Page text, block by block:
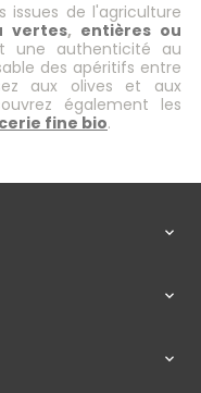
issues de l'agriculture
vertes, entières ou
une authenticité au
des apéritifs entre
aux olives et aux
également les
fine bio.


